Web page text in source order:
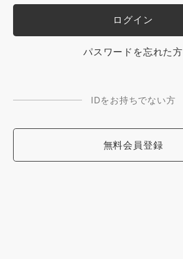
パスワードを忘れた方
IDをお持ちでない方
無料会員登録